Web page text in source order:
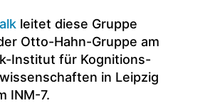
leitet diese Gruppe
Otto-Hahn-Gruppe am
Institut für Kognitions-
in Leipzig
INM-7.